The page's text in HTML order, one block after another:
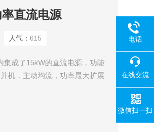
直流电源
人气：615
集成了15kW的直流电源，功能
机，主动均流，功率最大扩展
。
电话
在线交流
微信扫一扫